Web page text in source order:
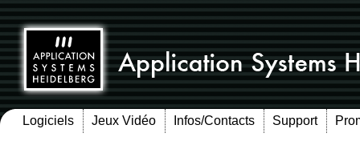
Logiciels Jeux Vidéo Infos/Contacts Support